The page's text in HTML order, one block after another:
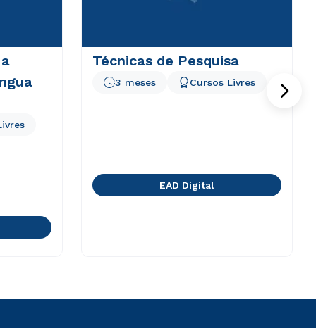
Técnicas de Pesquisa
3 meses Cursos Livres
EAD Digital